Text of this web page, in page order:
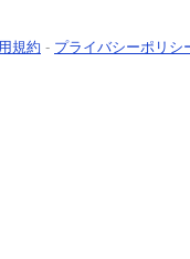
規約 - プライバシーポリシ